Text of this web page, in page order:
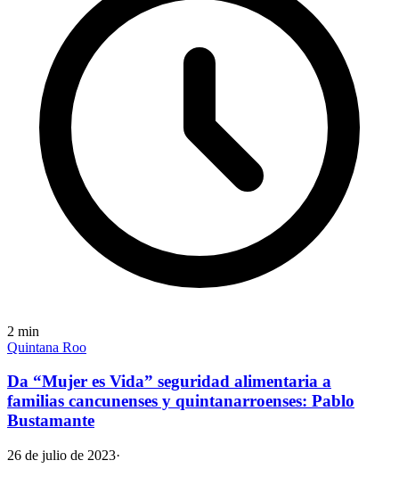
2 min
Quintana Roo
Da “Mujer es Vida” seguridad alimentaria a
familias cancunenses y quintanarroenses: Pablo
Bustamante
26 de julio de 2023·